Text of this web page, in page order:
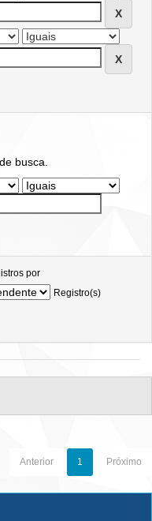
busca.
por
Registro(s)
Anterior 1 Próximo